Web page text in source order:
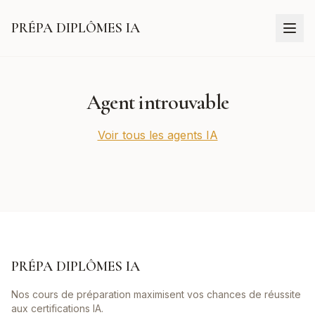
PRÉPA DIPLÔMES IA
Agent introuvable
Voir tous les agents IA
PRÉPA DIPLÔMES IA
Nos cours de préparation maximisent vos chances de réussite
aux certifications IA.